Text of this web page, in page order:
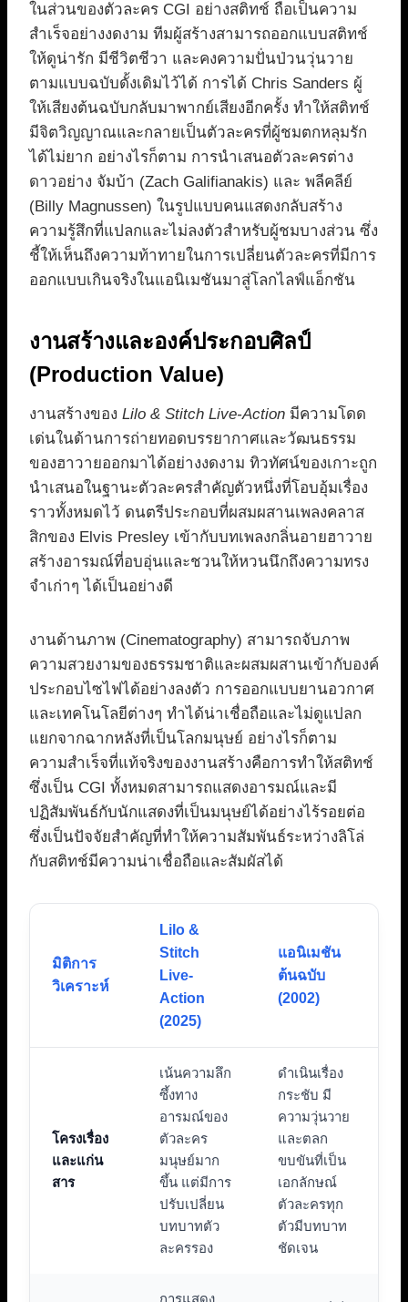
ในส่วนของตัวละคร CGI อย่างสติทช์ ถือเป็นความ
สำเร็จอย่างงดงาม ทีมผู้สร้างสามารถออกแบบสติทช์
ให้ดูน่ารัก มีชีวิตชีวา และคงความปั่นป่วนวุ่นวาย
ตามแบบฉบับดั้งเดิมไว้ได้ การได้ Chris Sanders ผู้
ให้เสียงต้นฉบับกลับมาพากย์เสียงอีกครั้ง ทำให้สติทช์
มีจิตวิญญาณและกลายเป็นตัวละครที่ผู้ชมตกหลุมรัก
ได้ไม่ยาก อย่างไรก็ตาม การนำเสนอตัวละครต่าง
ดาวอย่าง จัมบ้า (Zach Galifianakis) และ พลีคลีย์
(Billy Magnussen) ในรูปแบบคนแสดงกลับสร้าง
ความรู้สึกที่แปลกและไม่ลงตัวสำหรับผู้ชมบางส่วน ซึ่ง
ชี้ให้เห็นถึงความท้าทายในการเปลี่ยนตัวละครที่มีการ
ออกแบบเกินจริงในแอนิเมชันมาสู่โลกไลฟ์แอ็กชัน
งานสร้างและองค์ประกอบศิลป์
(Production Value)
งานสร้างของ Lilo & Stitch Live-Action มีความโดด
เด่นในด้านการถ่ายทอดบรรยากาศและวัฒนธรรม
ของฮาวายออกมาได้อย่างงดงาม ทิวทัศน์ของเกาะถูก
นำเสนอในฐานะตัวละครสำคัญตัวหนึ่งที่โอบอุ้มเรื่อง
ราวทั้งหมดไว้ ดนตรีประกอบที่ผสมผสานเพลงคลาส
สิกของ Elvis Presley เข้ากับบทเพลงกลิ่นอายฮาวาย
สร้างอารมณ์ที่อบอุ่นและชวนให้หวนนึกถึงความทรง
จำเก่าๆ ได้เป็นอย่างดี
งานด้านภาพ (Cinematography) สามารถจับภาพ
ความสวยงามของธรรมชาติและผสมผสานเข้ากับองค์
ประกอบไซไฟได้อย่างลงตัว การออกแบบยานอวกาศ
และเทคโนโลยีต่างๆ ทำได้น่าเชื่อถือและไม่ดูแปลก
แยกจากฉากหลังที่เป็นโลกมนุษย์ อย่างไรก็ตาม
ความสำเร็จที่แท้จริงของงานสร้างคือการทำให้สติทช์
ซึ่งเป็น CGI ทั้งหมดสามารถแสดงอารมณ์และมี
ปฏิสัมพันธ์กับนักแสดงที่เป็นมนุษย์ได้อย่างไร้รอยต่อ
ซึ่งเป็นปัจจัยสำคัญที่ทำให้ความสัมพันธ์ระหว่างลิโล่
กับสติทช์มีความน่าเชื่อถือและสัมผัสได้
มิติการ
วิเคราะห์
Lilo &
Stitch
Live-
Action
(2025)
แอนิเมชัน
ต้นฉบับ
(2002)
โครงเรื่อง
และแก่น
สาร
เน้นความลึก
ซึ้งทาง
อารมณ์ของ
ตัวละคร
มนุษย์มาก
ขึ้น แต่มีการ
ปรับเปลี่ยน
บทบาทตัว
ละครรอง
ดำเนินเรื่อง
กระชับ มี
ความวุ่นวาย
และตลก
ขบขันที่เป็น
เอกลักษณ์
ตัวละครทุก
ตัวมีบทบาท
ชัดเจน